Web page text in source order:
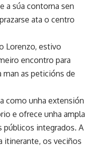
a súa contorna sen
ata o centro
Lorenzo, estivo
encontro para
man as peticións de
como unha extensión
e ofrece unha ampla
públicos integrados. A
itinerante, os veciños